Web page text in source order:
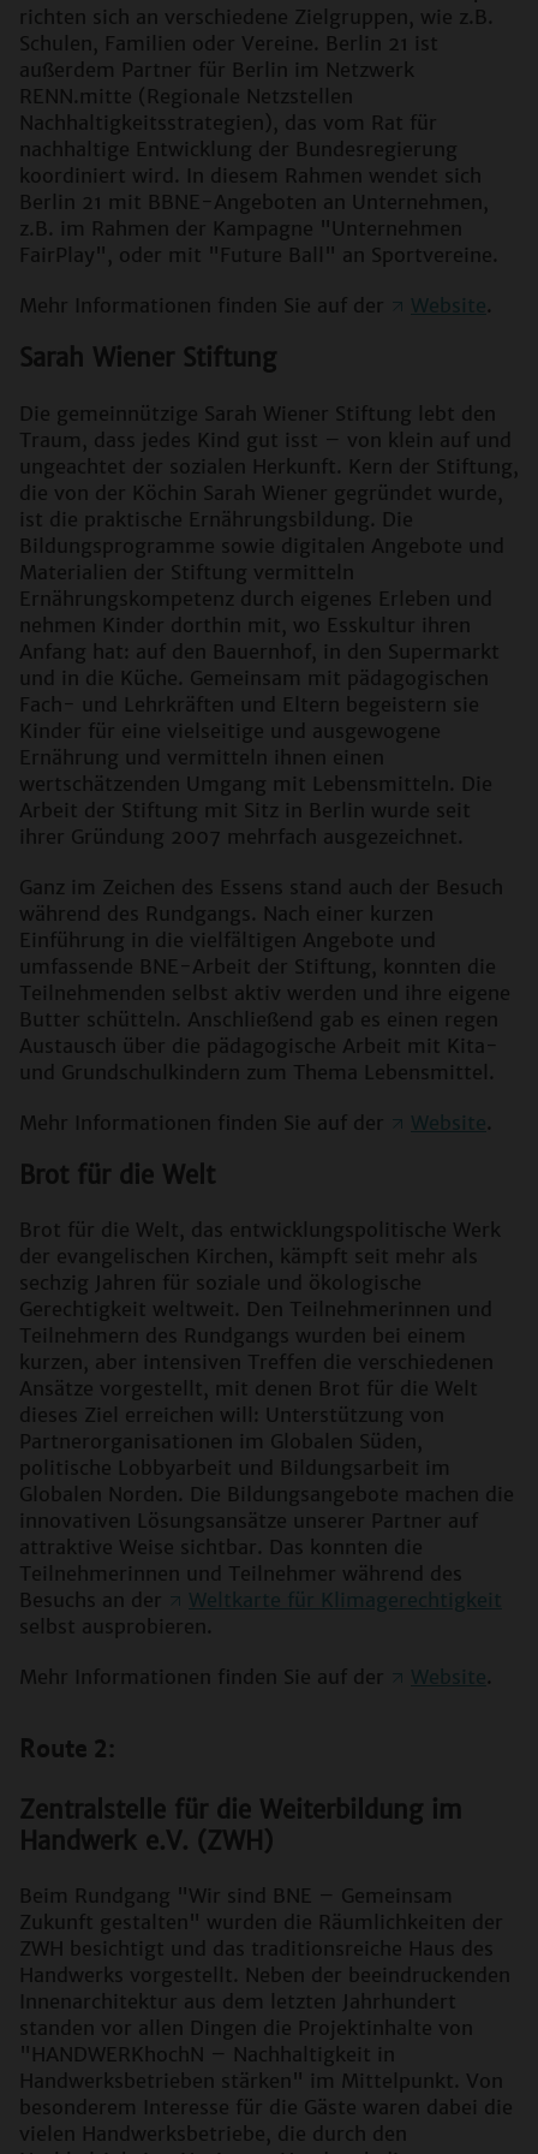
richten sich an verschiedene Zielgruppen, wie z.B.
Schulen, Familien oder Vereine. Berlin 21 ist
außerdem Partner für Berlin im Netzwerk
RENN.mitte (Regionale Netzstellen
Nachhaltigkeitsstrategien), das vom Rat für
nachhaltige Entwicklung der Bundesregierung
koordiniert wird. In diesem Rahmen wendet sich
Berlin 21 mit BBNE-Angeboten an Unternehmen,
z.B. im Rahmen der Kampagne "Unternehmen
FairPlay", oder mit "Future Ball" an Sportvereine.
Mehr Informationen finden Sie auf der Website.
Sarah Wiener Stiftung
Die gemeinnützige Sarah Wiener Stiftung lebt den
Traum, dass jedes Kind gut isst – von klein auf und
ungeachtet der sozialen Herkunft. Kern der Stiftung,
die von der Köchin Sarah Wiener gegründet wurde,
ist die praktische Ernährungsbildung. Die
Bildungsprogramme sowie digitalen Angebote und
Materialien der Stiftung vermitteln
Ernährungskompetenz durch eigenes Erleben und
nehmen Kinder dorthin mit, wo Esskultur ihren
Anfang hat: auf den Bauernhof, in den Supermarkt
und in die Küche. Gemeinsam mit pädagogischen
Fach- und Lehrkräften und Eltern begeistern sie
Kinder für eine vielseitige und ausgewogene
Ernährung und vermitteln ihnen einen
wertschätzenden Umgang mit Lebensmitteln. Die
Arbeit der Stiftung mit Sitz in Berlin wurde seit
ihrer Gründung 2007 mehrfach ausgezeichnet.
Ganz im Zeichen des Essens stand auch der Besuch
während des Rundgangs. Nach einer kurzen
Einführung in die vielfältigen Angebote und
umfassende BNE-Arbeit der Stiftung, konnten die
Teilnehmenden selbst aktiv werden und ihre eigene
Butter schütteln. Anschließend gab es einen regen
Austausch über die pädagogische Arbeit mit Kita-
und Grundschulkindern zum Thema Lebensmittel.
Mehr Informationen finden Sie auf der Website.
Brot für die Welt
Brot für die Welt, das entwicklungspolitische Werk
der evangelischen Kirchen, kämpft seit mehr als
sechzig Jahren für soziale und ökologische
Gerechtigkeit weltweit. Den Teilnehmerinnen und
Teilnehmern des Rundgangs wurden bei einem
kurzen, aber intensiven Treffen die verschiedenen
Ansätze vorgestellt, mit denen Brot für die Welt
dieses Ziel erreichen will: Unterstützung von
Partnerorganisationen im Globalen Süden,
politische Lobbyarbeit und Bildungsarbeit im
Globalen Norden. Die Bildungsangebote machen die
innovativen Lösungsansätze unserer Partner auf
attraktive Weise sichtbar. Das konnten die
Teilnehmerinnen und Teilnehmer während des
Besuchs an der
Weltkarte für Klimagerechtigkeit
selbst ausprobieren.
Mehr Informationen finden Sie auf der Website.
Route 2:
Zentralstelle für die Weiterbildung im
Handwerk e.V. (ZWH)
Beim Rundgang "Wir sind BNE – Gemeinsam
Zukunft gestalten" wurden die Räumlichkeiten der
ZWH besichtigt und das traditionsreiche Haus des
Handwerks vorgestellt. Neben der beeindruckenden
Innenarchitektur aus dem letzten Jahrhundert
standen vor allen Dingen die Projektinhalte von
"HANDWERKhochN – Nachhaltigkeit in
Handwerksbetrieben stärken" im Mittelpunkt. Von
besonderem Interesse für die Gäste waren dabei die
vielen Handwerksbetriebe, die durch den